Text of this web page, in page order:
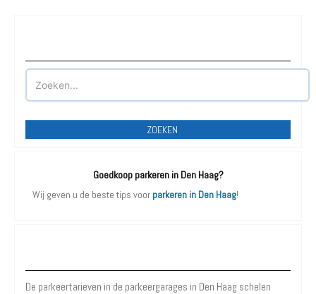
ZOEKEN
Goedkoop parkeren in Den Haag?
Wij geven u de beste tips voor parkeren in Den Haag!
De parkeertarieven in de parkeergarages in Den Haag schelen